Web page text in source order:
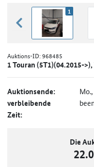
zurück blättern
1
Auktions-ID:968485
1 Touran (5T1)(04.2015-
Auktionsende:
verbleibende
Zeit:
Die